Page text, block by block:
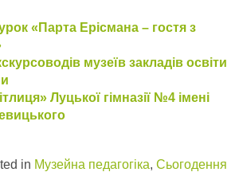
«Парта Ерісмана – гостя з
музеїв закладів освіти
Луцької гімназії №4 імені
in Музейна педагогіка, Сьогодення